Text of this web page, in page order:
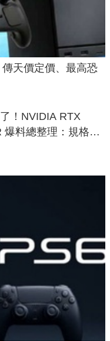
天價定價、最高恐
！NVIDIA RTX
爆料總整理：規格、